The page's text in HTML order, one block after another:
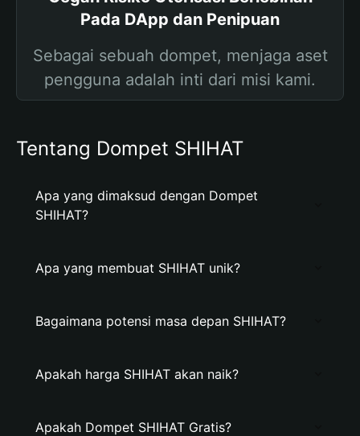
Pada DApp dan Penipuan
Sebagai sebuah dompet, menjaga aset
pengguna adalah inti dari misi kami.
Tentang Dompet SHIHAT
Apa yang dimaksud dengan Dompet
SHIHAT?
Apa yang membuat SHIHAT unik?
Bagaimana potensi masa depan SHIHAT?
Apakah harga SHIHAT akan naik?
Apakah Dompet SHIHAT Gratis?